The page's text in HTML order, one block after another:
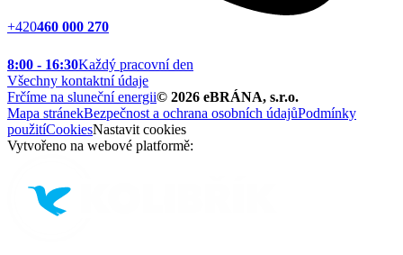
+420460 000 270
8:00 - 16:30Každý pracovní den
Všechny kontaktní údaje
Frčíme na sluneční energii© 2026 eBRÁNA, s.r.o.
Mapa stránekBezpečnost a ochrana osobních údajůPodmínky
použitíCookiesNastavit cookies
Vytvořeno na webové platformě: